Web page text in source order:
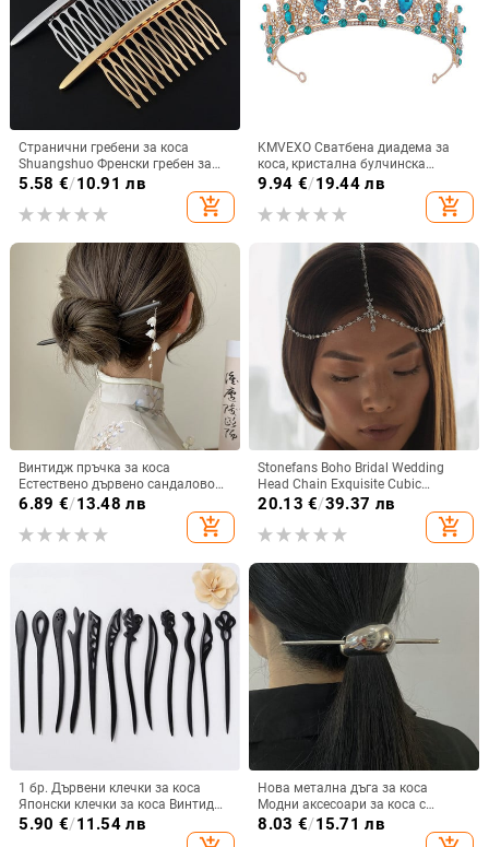
Странични гребени за коса
Shuangshuo Френски гребен за
коса Прави зъби Щипка за коса
Гребен Усукан гребен за коса
Воал Гребен Аксесоари за коса
5.58 €/10.91 лв
add_shopping_cart
KMVEXO Сватбена диадема за
коса, кристална булчинска
корона, златен цвят, диадема,
аксесоари за коса, шапки, бижута
9.94 €/19.44 лв
add_shopping_cart
Винтидж пръчка за коса
Естествено дървено сандалово
дърво Пръчици в китайски стил
Етническа игла за коса Дамски
перлени фиби Аксесоари за
6.89 €/13.48 лв
add_shopping_cart
Stonefans Boho Bridal Wedding
Head Chain Exquisite Cubic
Zirconia Leaf Forehead Headband
Chain Бижута за коса за жени
Глава
20.13 €/39.37 лв
add_shopping_cart
1 бр. Дървени клечки за коса
Японски клечки за коса Винтидж
ретро резбовани фиби Щипки
Шноли за жени Момичета Кок за
5.90 €/11.54 лв
Нова метална дъга за коса
Модни аксесоари за коса с
личност в европейски и
американски стил Сватбени
8.03 €/15.71 лв